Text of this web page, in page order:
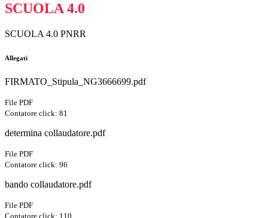
SCUOLA 4.0
SCUOLA 4.0 PNRR
Allegati
FIRMATO_Stipula_NG3666699.pdf
File PDF
Contatore click: 81
determina collaudatore.pdf
File PDF
Contatore click: 96
bando collaudatore.pdf
File PDF
Contatore click: 110